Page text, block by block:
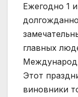
Ежегодно 1
главных
Этот
виновники